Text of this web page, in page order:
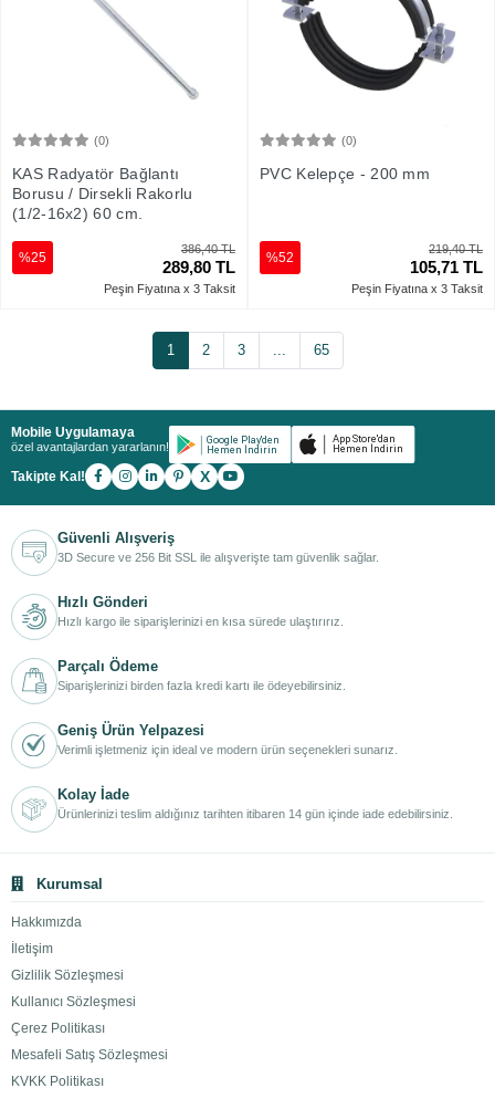
(0)
KAS Radyatör Bağlantı
Borusu / Dirsekli Rakorlu
(1/2-16x2) 60 cm.
386,40 TL
289,80 TL
%25
Peşin Fiyatına x 3 Taksit
(0)
PVC Kelepçe - 200 mm
219,40 TL
105,71 TL
%52
Peşin Fiyatına x 3 Taksit
1 2 3 ... 65
Mobile Uygulamaya
özel avantajlardan yararlanın!
Takipte Kal! X
Güvenli Alışveriş
3D Secure ve 256 Bit SSL ile alışverişte tam güvenlik sağlar.
Hızlı Gönderi
Hızlı kargo ile siparişlerinizi en kısa sürede ulaştırırız.
Parçalı Ödeme
Siparişlerinizi birden fazla kredi kartı ile ödeyebilirsiniz.
Geniş Ürün Yelpazesi
Verimli işletmeniz için ideal ve modern ürün seçenekleri sunarız.
Kolay İade
Ürünlerinizi teslim aldığınız tarihten itibaren 14 gün içinde iade edebilirsiniz.
Kurumsal
Hakkımızda
İletişim
Gizlilik Sözleşmesi
Kullanıcı Sözleşmesi
Çerez Politikası
Mesafeli Satış Sözleşmesi
KVKK Politikası